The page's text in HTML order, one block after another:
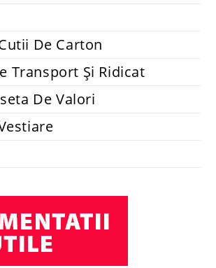
De Carton
Transport Și Ridicat
De Valori